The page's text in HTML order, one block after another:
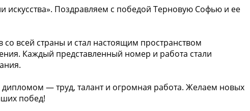
искусства». Поздравляем с победой Терновую Софью и ее
со всей страны и стал настоящим пространством
Каждый представленный номер и работа стали
— труд, талант и огромная работа. Желаем новых
побед!